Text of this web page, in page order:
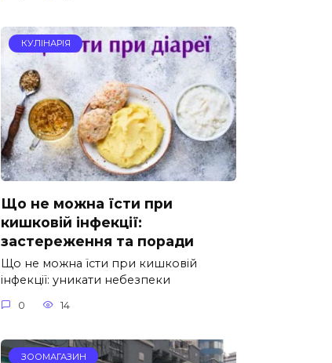
КУЛІНАРІЯ
Що не можна їсти при
кишковій інфекції:
застереження та поради
Що не можна їсти при кишковій
інфекції: уникати небезпеки
0 14
ЗООМАГАЗИН